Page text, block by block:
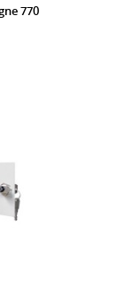
770